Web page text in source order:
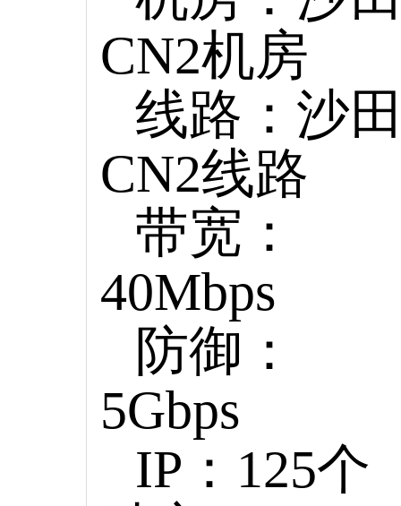
CN2机房
线路：沙
CN2线路
带宽：
40Mbps
防御：
5Gbps
IP：125个